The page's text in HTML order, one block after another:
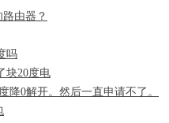
由器？
吗
块20度电
降0解开。然后一直申请不了。